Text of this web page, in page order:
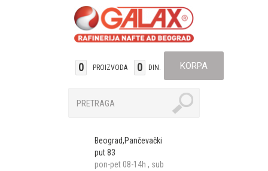
0 PROIZVODA 0 DIN. KORPA
Beograd,Pančevački
put 83
pon-pet 08-14h , sub